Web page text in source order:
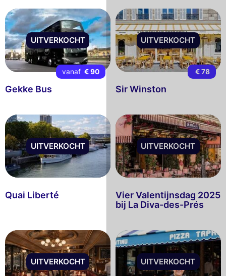
UITVERKOCHT
vanaf € 90
Gekke Bus
UITVERKOCHT
€ 78
Sir Winston
UITVERKOCHT
Quai Liberté
UITVERKOCHT
Vier Valentijnsdag 2025
bij La Diva-des-Prés
UITVERKOCHT UITVERKOCHT